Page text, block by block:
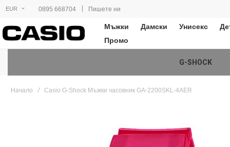
EUR 0895 668704 | Пишете ни
Мъжки Дамски Унисекс
Промо
G-SHOCK
Начало Casio G-Shock Мъжки часовник GA-2200SKL-4AER